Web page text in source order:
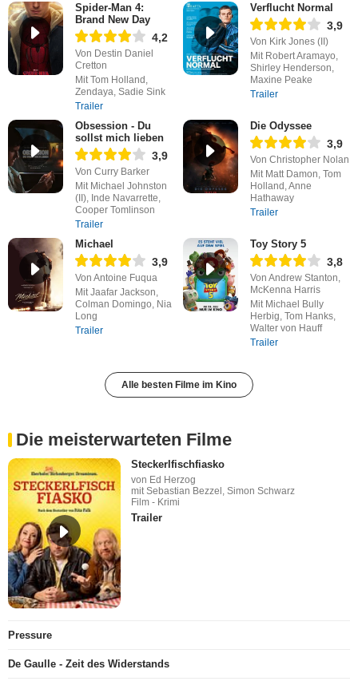
Spider-Man 4:
Brand New Day
4,2
Von Destin Daniel
Cretton
Mit Tom Holland,
Zendaya, Sadie Sink
Trailer
Verflucht Normal
3,9
Von Kirk Jones (II)
Mit Robert Aramayo,
Shirley Henderson,
Maxine Peake
Trailer
Obsession - Du
sollst mich lieben
3,9
Von Curry Barker
Mit Michael Johnston
(II), Inde Navarrette,
Cooper Tomlinson
Trailer
Die Odyssee
3,9
Von Christopher Nolan
Mit Matt Damon, Tom
Holland, Anne
Hathaway
Trailer
Michael
3,9
Von Antoine Fuqua
Mit Jaafar Jackson,
Colman Domingo, Nia
Long
Trailer
Toy Story 5
3,8
Von Andrew Stanton,
McKenna Harris
Mit Michael Bully
Herbig, Tom Hanks,
Walter von Hauff
Trailer
Alle besten Filme im Kino
Die meisterwarteten Filme
Steckerlfischfiasko
von Ed Herzog
mit Sebastian Bezzel, Simon Schwarz
Film - Krimi
Trailer
Pressure
De Gaulle - Zeit des Widerstands